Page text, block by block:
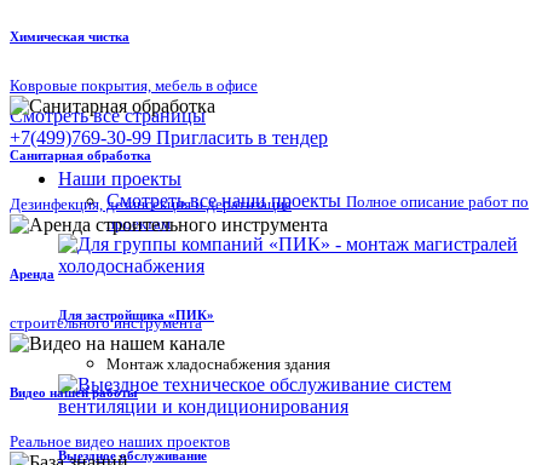
Химическая чистка
Ковровые покрытия, мебель в офисе
Санитарная обработка
Дезинфекция, дезинсекция и дератизация
Аренда
строительного инструмента
Видео нашей работы
Реальное видео наших проектов
Смотреть все страницы
+7(499)769-30-99 Пригласить в тендер
Наши проекты
Смотреть все наши проекты Полное описание работ по
проектам
Для застройщика «ПИК»
Mонтаж хладоснабжения здания
Выездное обслуживание